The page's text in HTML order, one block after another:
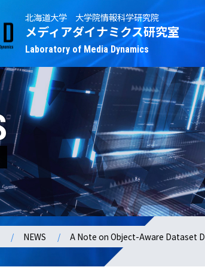
北海道大学 大学院情報科学研究院
メディアダイナミクス研究室
Laboratory of Media Dynamics
NEWS A Note on Object-Aware Dataset